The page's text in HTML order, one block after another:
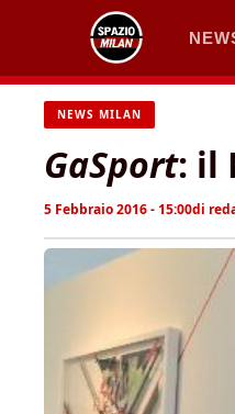
contenuto
NEWS MILAN
GaSport: il
5 Febbraio 2016 - 15:00di